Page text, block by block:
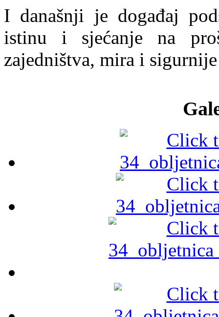
I današnji je događaj
istinu i sjećanje na
zajedništva, mira i